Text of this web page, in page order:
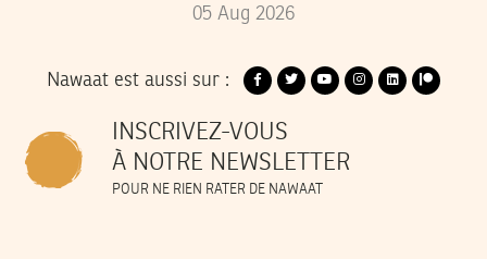
05 Aug 2026
Nawaat est aussi sur :
INSCRIVEZ-VOUS
À NOTRE NEWSLETTER
POUR NE RIEN RATER DE NAWAAT